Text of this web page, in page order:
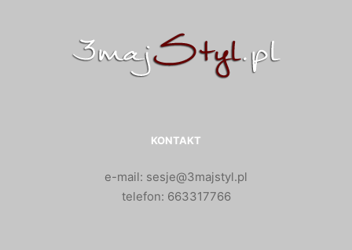
KONTAKT
e-mail: sesje@3majstyl.pl
telefon: 663317766